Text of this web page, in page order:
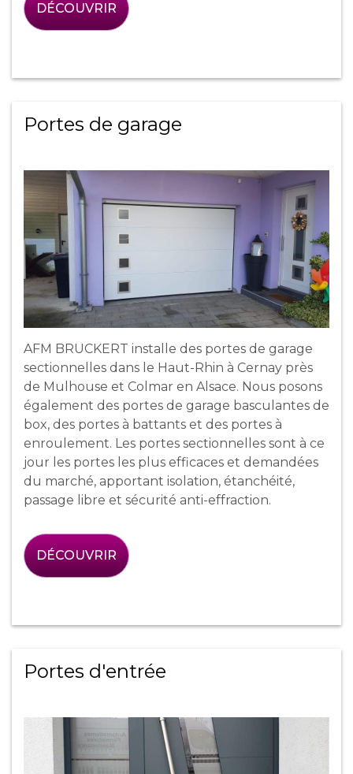
DÉCOUVRIR
Portes de garage
AFM BRUCKERT installe des portes de garage
sectionnelles dans le Haut-Rhin à Cernay près
de Mulhouse et Colmar en Alsace. Nous posons
également des portes de garage basculantes de
box, des portes à battants et des portes à
enroulement. Les portes sectionnelles sont à ce
jour les portes les plus efficaces et demandées
du marché, apportant isolation, étanchéité,
passage libre et sécurité anti-effraction.
DÉCOUVRIR
Portes d'entrée